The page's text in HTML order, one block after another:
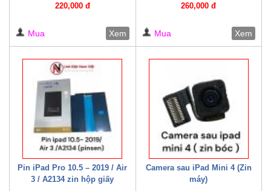
)
220,000 đ
Mua Xem
260,000 đ
Mua Xem
Pin iPad Pro 10.5 – 2019 / Air
3 / A2134 zin hộp giấy
Camera sau iPad Mini 4 (Zin
máy)